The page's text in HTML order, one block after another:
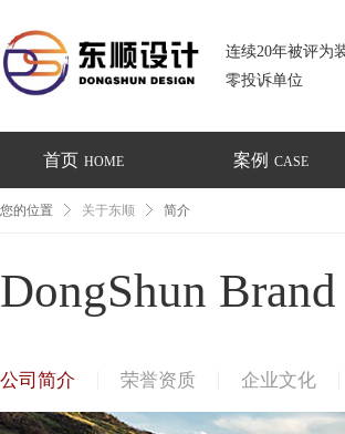
连续20年被评为
零投诉单位
首页 HOME 案例 CASE
您的位置 关于东顺 简介
DongShun
公司简介 荣誉资质 企业文化